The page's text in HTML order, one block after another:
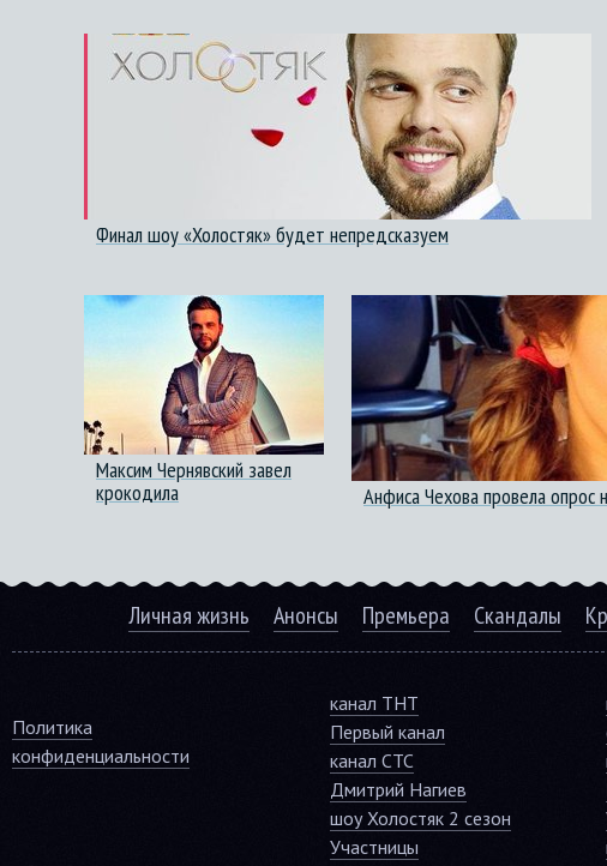
Финал шоу «Холостяк» будет непредсказуем
Максим Чернявский завел
крокодила
Анфиса Чехова провела опрос
Личная жизнь Анонсы Премьера Скандалы
Политика
конфиденциальности
канал ТНТ
Первый канал
канал СТС
Дмитрий Нагиев
шоу Холостяк 2 сезон
Участницы